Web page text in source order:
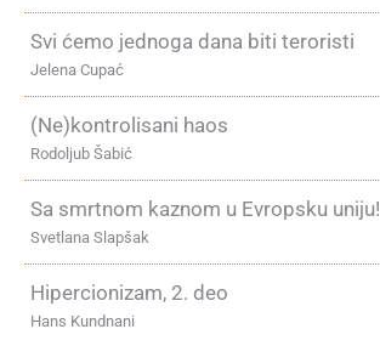
Svi ćemo jednoga dana biti teroristi
Jelena Cupać
(Ne)kontrolisani haos
Rodoljub Šabić
Sa smrtnom kaznom u Evropsku uniju!
Svetlana Slapšak
Hipercionizam, 2. deo
Hans Kundnani